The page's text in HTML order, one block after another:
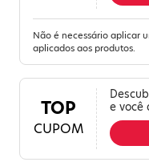
Não é necessário aplicar
aplicados aos produtos.
TOP
CUPOM
e você